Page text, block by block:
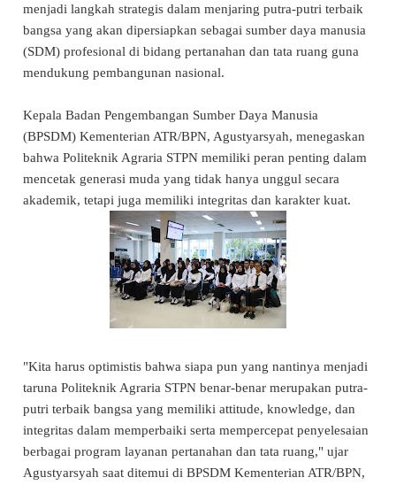
menjadi langkah strategis dalam menjaring putra-putri terbaik
bangsa yang akan dipersiapkan sebagai sumber daya manusia
(SDM) profesional di bidang pertanahan dan tata ruang guna
mendukung pembangunan nasional.
Kepala Badan Pengembangan Sumber Daya Manusia
(BPSDM) Kementerian ATR/BPN, Agustyarsyah, menegaskan
bahwa Politeknik Agraria STPN memiliki peran penting dalam
mencetak generasi muda yang tidak hanya unggul secara
akademik, tetapi juga memiliki integritas dan karakter kuat.
"Kita harus optimistis bahwa siapa pun yang nantinya menjadi
taruna Politeknik Agraria STPN benar-benar merupakan putra-
putri terbaik bangsa yang memiliki attitude, knowledge, dan
integritas dalam memperbaiki serta mempercepat penyelesaian
berbagai program layanan pertanahan dan tata ruang," ujar
Agustyarsyah saat ditemui di BPSDM Kementerian ATR/BPN,